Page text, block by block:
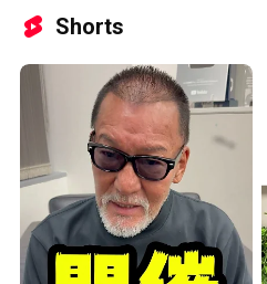
Shorts